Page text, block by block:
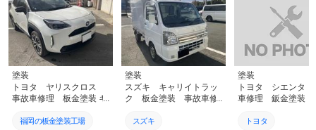
塗装
トヨタ ヤリスクロス
事故車修理 板金塗装 キ
屋郡 須恵町 安い 上手い
福岡の板金塗装工場
塗装
スズキ キャリイトラッ
ク 板金塗装 事故車修
岡県 糟屋郡 須恵町 安い
スズキ
塗装
トヨタ シエンタ
車修理 鈑金塗装
屋郡 須恵町 安い 上
トヨタ